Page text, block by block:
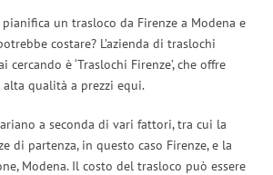
un trasloco da Firenze a Modena e
costare? L’azienda di traslochi
cercando è ‘Traslochi Firenze’, che offre
qualità a prezzi equi.
a seconda di vari fattori, tra cui la
di partenza, in questo caso Firenze, e la
Modena. Il costo del trasloco può essere